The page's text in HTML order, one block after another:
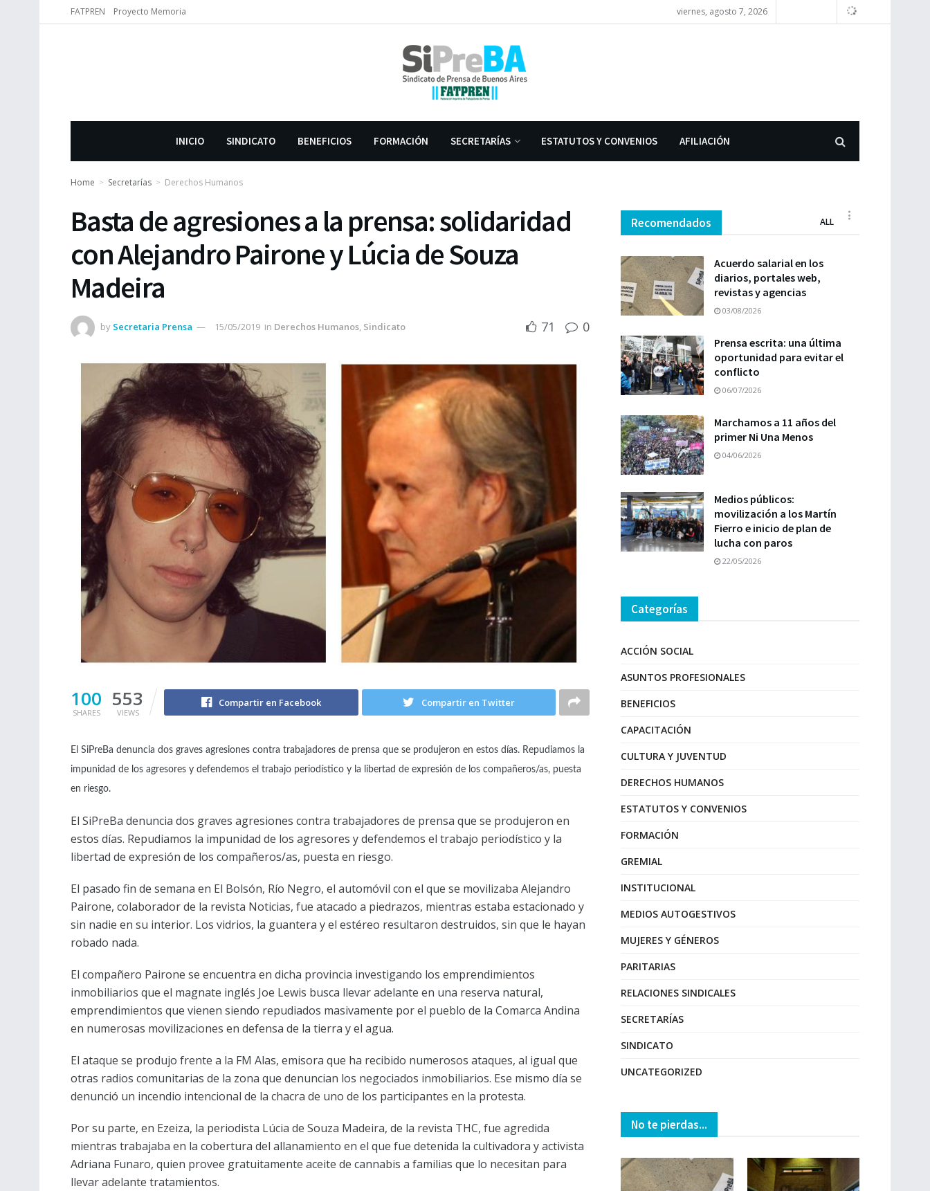
FATPREN Proyecto Memoria viernes, agosto 7, 2026
INICIO SINDICATO BENEFICIOS FORMACIÓN SECRETARÍAS ESTATUTOS Y CONVENIOS AFILIACIÓN
Home Secretarías Derechos Humanos
Basta de agresiones a la prensa: solidaridad
con Alejandro Pairone y Lúcia de Souza
Madeira
by Secretaria Prensa 15/05/2019 in Derechos Humanos, Sindicato 71 0
100
SHARES
553
VIEWS
Compartir en Facebook Compartir en Twitter
El SiPreBa denuncia dos graves agresiones contra trabajadores de prensa que se produjeron en estos días. Repudiamos la
impunidad de los agresores y defendemos el trabajo periodístico y la libertad de expresión de los compañeros/as, puesta
en riesgo.
El SiPreBa denuncia dos graves agresiones contra trabajadores de prensa que se produjeron en
estos días. Repudiamos la impunidad de los agresores y defendemos el trabajo periodístico y la
libertad de expresión de los compañeros/as, puesta en riesgo.
El pasado fin de semana en El Bolsón, Río Negro, el automóvil con el que se movilizaba Alejandro
Pairone, colaborador de la revista Noticias, fue atacado a piedrazos, mientras estaba estacionado y
sin nadie en su interior. Los vidrios, la guantera y el estéreo resultaron destruidos, sin que le hayan
robado nada.
El compañero Pairone se encuentra en dicha provincia investigando los emprendimientos
inmobiliarios que el magnate inglés Joe Lewis busca llevar adelante en una reserva natural,
emprendimientos que vienen siendo repudiados masivamente por el pueblo de la Comarca Andina
en numerosas movilizaciones en defensa de la tierra y el agua.
El ataque se produjo frente a la FM Alas, emisora que ha recibido numerosos ataques, al igual que
otras radios comunitarias de la zona que denuncian los negociados inmobiliarios. Ese mismo día se
denunció un incendio intencional de la chacra de uno de los participantes en la protesta.
Por su parte, en Ezeiza, la periodista Lúcia de Souza Madeira, de la revista THC, fue agredida
mientras trabajaba en la cobertura del allanamiento en el que fue detenida la cultivadora y activista
Adriana Funaro, quien provee gratuitamente aceite de cannabis a familias que lo necesitan para
llevar adelante tratamientos.
Recomendados ALL
Acuerdo salarial en los
diarios, portales web,
revistas y agencias
03/08/2026
Prensa escrita: una última
oportunidad para evitar el
conflicto
06/07/2026
Marchamos a 11 años del
primer Ni Una Menos
04/06/2026
Medios públicos:
movilización a los Martín
Fierro e inicio de plan de
lucha con paros
22/05/2026
Categorías
ACCIÓN SOCIAL
ASUNTOS PROFESIONALES
BENEFICIOS
CAPACITACIÓN
CULTURA Y JUVENTUD
DERECHOS HUMANOS
ESTATUTOS Y CONVENIOS
FORMACIÓN
GREMIAL
INSTITUCIONAL
MEDIOS AUTOGESTIVOS
MUJERES Y GÉNEROS
PARITARIAS
RELACIONES SINDICALES
SECRETARÍAS
SINDICATO
UNCATEGORIZED
No te pierdas...